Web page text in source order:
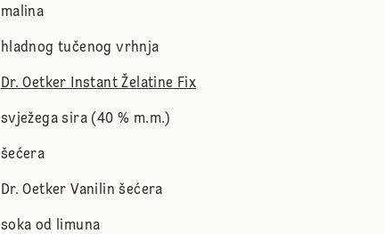
malina
hladnog tučenog vrhnja
Dr. Oetker Instant Želatine Fix
svježega sira (40 % m.m.)
šećera
Dr. Oetker Vanilin šećera
soka od limuna